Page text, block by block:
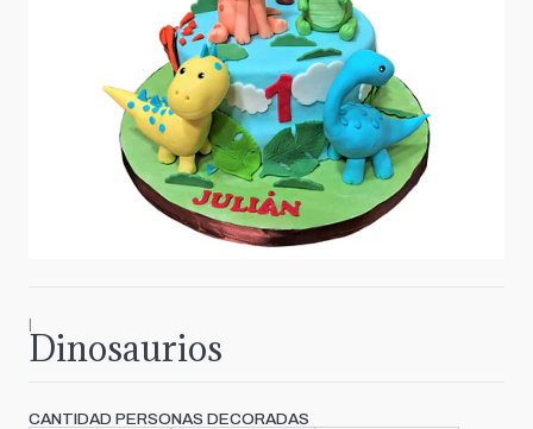
|
Dinosaurios
CANTIDAD PERSONAS DECORADAS